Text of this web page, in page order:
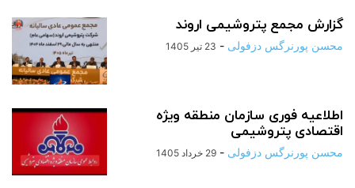
گزارش مجمع پتروشیمی اروند
محسن پورنرگس دزفولی - 23 تیر 1405
اطلاعیه فوری سازمان منطقه ویژه
اقتصادی پتروشیمی
محسن پورنرگس دزفولی - 29 خرداد 1405